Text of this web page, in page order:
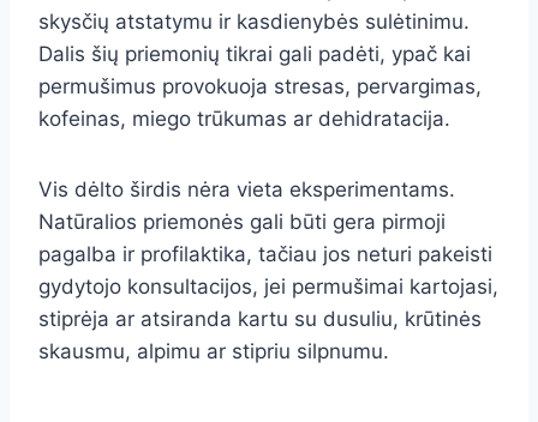
skysčių atstatymu ir kasdienybės sulėtinimu.
Dalis šių priemonių tikrai gali padėti, ypač kai
permušimus provokuoja stresas, pervargimas,
kofeinas, miego trūkumas ar dehidratacija.
Vis dėlto širdis nėra vieta eksperimentams.
Natūralios priemonės gali būti gera pirmoji
pagalba ir profilaktika, tačiau jos neturi pakeisti
gydytojo konsultacijos, jei permušimai kartojasi,
stiprėja ar atsiranda kartu su dusuliu, krūtinės
skausmu, alpimu ar stipriu silpnumu.